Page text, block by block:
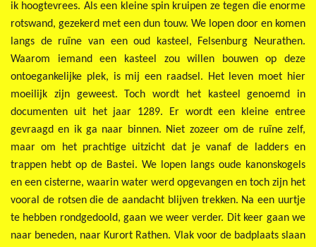
ik hoogtevrees. Als een kleine spin kruipen ze tegen die enorme
rotswand, gezekerd met een dun touw. We lopen door en komen
langs de ruïne van een oud kasteel, Felsenburg Neurathen.
Waarom iemand een kasteel zou willen bouwen op deze
ontoegankelijke plek, is mij een raadsel. Het leven moet hier
moeilijk zijn geweest. Toch wordt het kasteel genoemd in
documenten uit het jaar 1289. Er wordt een kleine entree
gevraagd en ik ga naar binnen. Niet zozeer om de ruïne zelf,
maar om het prachtige uitzicht dat je vanaf de ladders en
trappen hebt op de Bastei. We lopen langs oude kanonskogels
en een cisterne, waarin water werd opgevangen en toch zijn het
vooral de rotsen die de aandacht blijven trekken. Na een uurtje
te hebben rondgedoold, gaan we weer verder. Dit keer gaan we
naar beneden, naar Kurort Rathen. Vlak voor de badplaats slaan